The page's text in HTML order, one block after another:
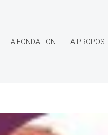
LA FONDATION A PROPOS